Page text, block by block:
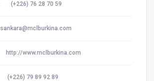
(+226) 76 28 70 59
sankara@mclburkina.com
http://www.mclburkina.com
(+226) 79 89 92 89